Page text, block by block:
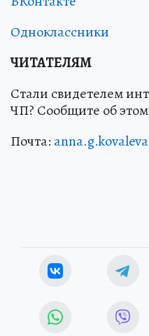
Одноклассники
ЧИТАТЕЛЯМ
Стали свидетелем
ЧП? Сообщите об
Почта: